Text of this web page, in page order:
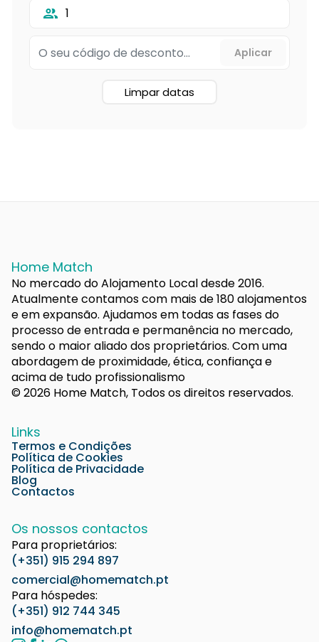
1
Limpar datas
Home Match
No mercado do Alojamento Local desde 2016.
Atualmente contamos com mais de 180 alojamentos
e em expansão. Ajudamos em todas as fases do
processo de entrada e permanência no mercado,
sendo o maior aliado dos proprietários. Com uma
abordagem de proximidade, ética, confiança e
acima de tudo profissionalismo
© 2026 Home Match, Todos os direitos reservados.
Links
Termos e Condições
Política de Cookies
Política de Privacidade
Blog
Contactos
Os nossos contactos
Para proprietários:
(+351) 915 294 897
comercial@homematch.pt
Para hóspedes:
(+351) 912 744 345
info@homematch.pt